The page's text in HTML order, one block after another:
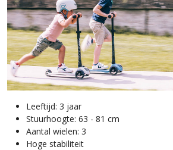
Leeftijd: 3 jaar
Stuurhoogte: 63 - 81 cm
Aantal wielen: 3
Hoge stabiliteit